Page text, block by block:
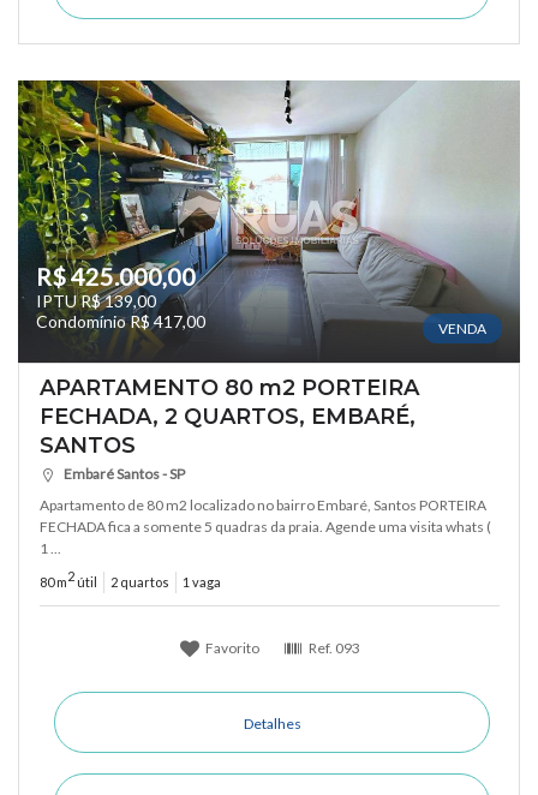
R$ 425.000,00
IPTU R$ 139,00
Condomínio R$ 417,00
VENDA
APARTAMENTO 80 m2 PORTEIRA
FECHADA, 2 QUARTOS, EMBARÉ,
SANTOS
Embaré Santos - SP
Apartamento de 80 m2 localizado no bairro Embaré, Santos PORTEIRA
FECHADA fica a somente 5 quadras da praia. Agende uma visita whats (
1 ...
80 m2 útil 2 quartos 1 vaga
Favorito Ref. 093
Detalhes